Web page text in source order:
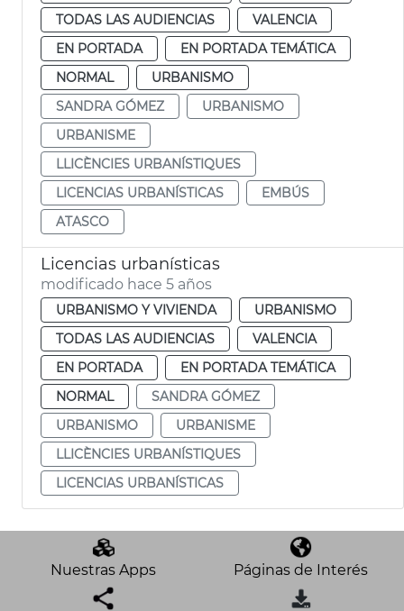
TODAS LAS AUDIENCIAS
VALENCIA
EN PORTADA
EN PORTADA TEMÁTICA
NORMAL
URBANISMO
SANDRA GÓMEZ
URBANISMO
URBANISME
LLICÈNCIES URBANÍSTIQUES
LICENCIAS URBANÍSTICAS
EMBÚS
ATASCO
Licencias urbanísticas
modificado hace 5 años
URBANISMO Y VIVIENDA
URBANISMO
TODAS LAS AUDIENCIAS
VALENCIA
EN PORTADA
EN PORTADA TEMÁTICA
NORMAL
SANDRA GÓMEZ
URBANISMO
URBANISME
LLICÈNCIES URBANÍSTIQUES
LICENCIAS URBANÍSTICAS
Nuestras Apps Páginas de Interés